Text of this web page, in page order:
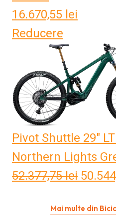
16.670,55 lei
Reducere
Pivot Shuttle 29"
Northern Lights
52.377,75lei Prețul
a
Mai multe din